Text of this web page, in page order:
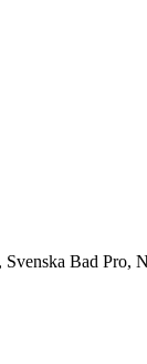
Svenska Bad Pro,